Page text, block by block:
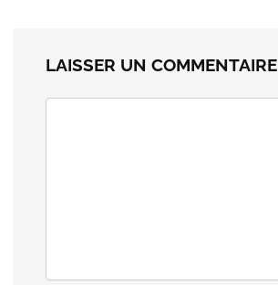
LAISSER UN COMMENTAIRE